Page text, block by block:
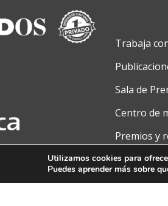
Trabaja
Sala de
Centro de
Premios y
Contacto
Utilizamos cookies para
Puedes aprender más sobre